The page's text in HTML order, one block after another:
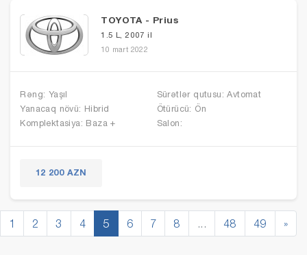
TOYOTA - Prius
1.5 L, 2007 il
10 mart 2022
Rəng: Yaşıl
Yanacaq növü: Hibrid
Komplektasiya: Baza +
Sürətlər qutusu: Avtomat
Ötürücü: Ön
Salon:
12 200 AZN
1 2 3 4 5 6 7 8 ... 48 49 »